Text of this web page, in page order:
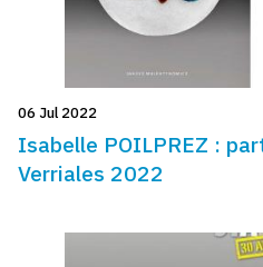
06 Jul 2022
Isabelle POILPREZ :
Verriales 2022